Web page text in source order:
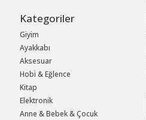
Kategoriler
Giyim
Ayakkabı
Aksesuar
Hobi & Eğlence
Kitap
Elektronik
Anne & Bebek & Çocuk